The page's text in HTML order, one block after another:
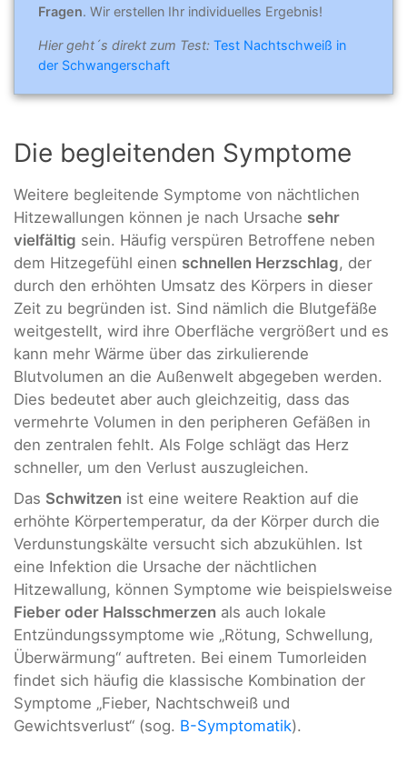
Fragen. Wir erstellen Ihr individuelles Ergebnis!
Hier geht´s direkt zum Test: Test Nachtschweiß in
der Schwangerschaft
Die begleitenden Symptome
Weitere begleitende Symptome von nächtlichen
Hitzewallungen können je nach Ursache sehr
vielfältig sein. Häufig verspüren Betroffene neben
dem Hitzegefühl einen schnellen Herzschlag, der
durch den erhöhten Umsatz des Körpers in dieser
Zeit zu begründen ist. Sind nämlich die Blutgefäße
weitgestellt, wird ihre Oberfläche vergrößert und es
kann mehr Wärme über das zirkulierende
Blutvolumen an die Außenwelt abgegeben werden.
Dies bedeutet aber auch gleichzeitig, dass das
vermehrte Volumen in den peripheren Gefäßen in
den zentralen fehlt. Als Folge schlägt das Herz
schneller, um den Verlust auszugleichen.
Das Schwitzen ist eine weitere Reaktion auf die
erhöhte Körpertemperatur, da der Körper durch die
Verdunstungskälte versucht sich abzukühlen. Ist
eine Infektion die Ursache der nächtlichen
Hitzewallung, können Symptome wie beispielsweise
Fieber oder Halsschmerzen als auch lokale
Entzündungssymptome wie „Rötung, Schwellung,
Überwärmung“ auftreten. Bei einem Tumorleiden
findet sich häufig die klassische Kombination der
Symptome „Fieber, Nachtschweiß und
Gewichtsverlust“ (sog. B-Symptomatik).